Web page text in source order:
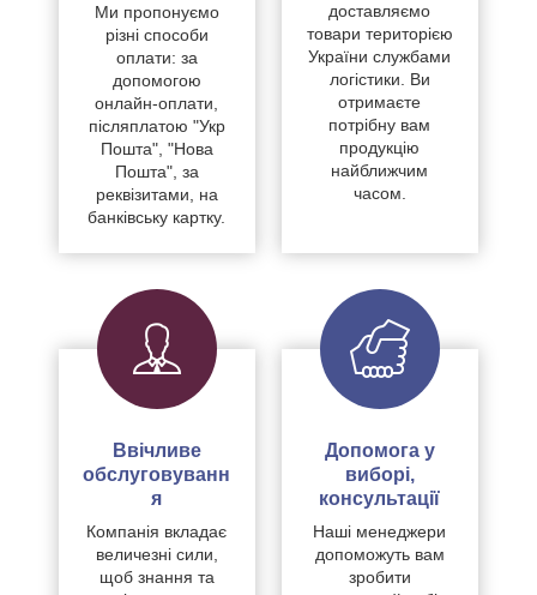
Ми пропонуємо
різні способи
оплати: за
допомогою
онлайн-оплати,
післяплатою "Укр
Пошта", "Нова
Пошта", за
реквізитами, на
банківську картку.
доставляємо
товари територією
України службами
логістики. Ви
отримаєте
потрібну вам
продукцію
найближчим
часом.
Ввічливе
обслуговуванн
я
Компанія вкладає
величезні сили,
щоб знання та
Допомога у
виборі,
консультації
Наші менеджери
допоможуть вам
зробити